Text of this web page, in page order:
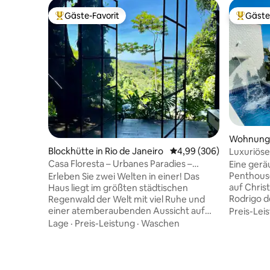
Beliebter Gäste-Favorit.
Gäste-Favorit
Blockhütte in Rio de Janeiro Durchschnittliche
4,99 (306)
Casa Floresta – Urbanes Paradies –
Meerblick
Erleben Sie zwei Welten in einer! Das
Haus liegt im größten städtischen
Regenwald der Welt mit viel Ruhe und
einer atemberaubenden Aussicht auf
das Meer von Leblon. Auf der anderen
Lage · Preis-Leistung · Waschen
Sauna
Eine
auf
Rodrigo
einen
Preis-